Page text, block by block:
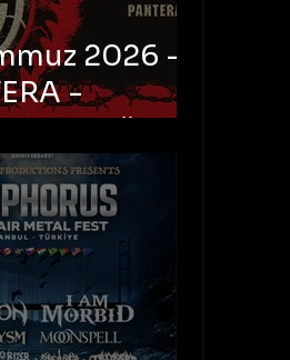
2026 -
-
Ataköy
Arena